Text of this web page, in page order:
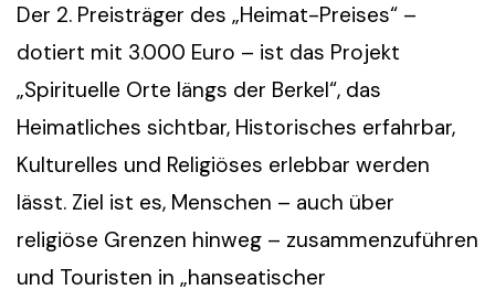
Der 2. Preisträger des „Heimat-Preises“ –
dotiert mit 3.000 Euro – ist das Projekt
„Spirituelle Orte längs der Berkel“, das
Heimatliches sichtbar, Historisches erfahrbar,
Kulturelles und Religiöses erlebbar werden
lässt. Ziel ist es, Menschen – auch über
religiöse Grenzen hinweg – zusammenzuführen
und Touristen in „hanseatischer